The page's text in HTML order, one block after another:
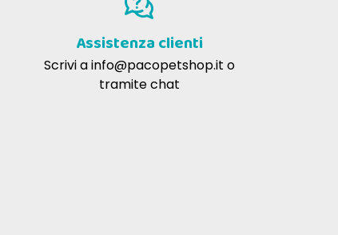
Assistenza clienti
Scrivi ainfo@pacopetshop.it o
tramite chat